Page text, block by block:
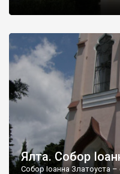
Ялта. Собор
Собор Іоанна Златоуста